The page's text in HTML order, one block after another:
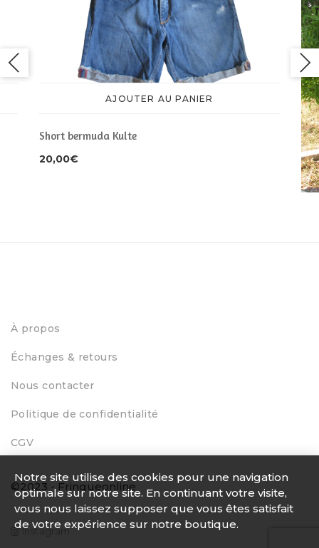
AJOUTER AU PANIER
Short bermuda Kulte
20,00€
À propos
Échanges & retours
Nous contacter
Politique de confidentialité
CGV
©2023 - Fringueonline
Instagram
Notre site utilise des cookies pour une navigation
optimale sur notre site. En continuant votre visite,
vous nous laissez supposer que vous êtes satisfait
de votre expérience sur notre boutique.